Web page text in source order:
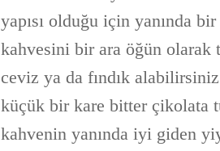
yapısı olduğu için yanında
kahvesini bir ara öğün olarak
ceviz ya da fındık
küçük bir kare bitter çikolata
kahvenin yanında iyi giden